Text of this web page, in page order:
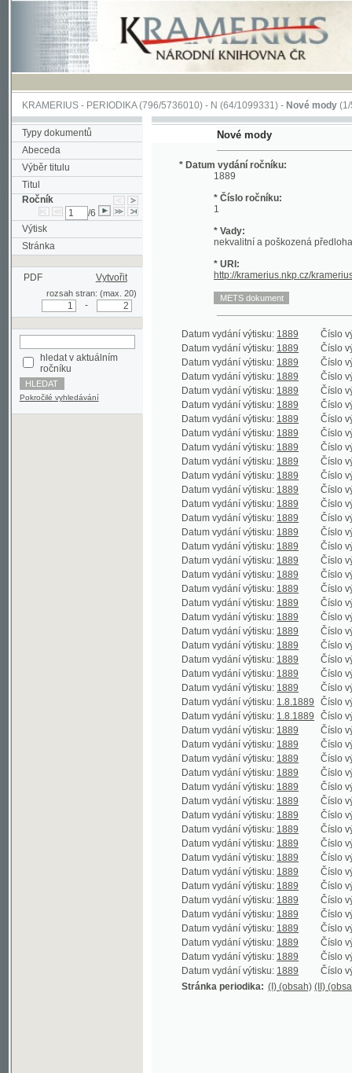
KRAMERIUS-PERIODIKA(796/5736010) -N(64/1099331) -Nové mody(1/5057)
Typy dokumentů
Abeceda
Výběr titulu
Titul
Ročník
/6
Výtisk
Stránka
PDF
rozsah stran: (max. 20)
ročníku
Pokročilé vyhledávání
Nové mody
* Datum vydání ročníku:
1889
* Číslo ročníku:
* Vady:
* URI:
http://kramerius.nkp.cz/kramerius/
Datum vydání výtisku:1889
Datum vydání výtisku:1889 Číslo výtisku:2
Datum vydání výtisku:1889 Číslo výtisku:
Datum vydání výtisku:1889 Číslo výtisku:
Datum vydání výtisku: Číslo výtisku:
Datum vydání výtisku: 1889 Číslo výtisku: 1
Datum vydání výtisku:1889 Číslo výtisku: 6
Datum vydání výtisku:1889 Číslo výtisku: 2
Datum vydání výtisku:1889 Číslo výtisku: 7
Datum vydání výtisku:1889 Číslo výtisku: 3
Datum vydání výtisku:1889 Číslo výtisku: 8
Datum vydání výtisku:1889 Číslo výtisku: 4
Datum vydání výtisku:1889 Číslo výtisku: 9
Datum vydání výtisku:1889 Číslo výtisku:
Datum vydání výtisku:1889 Číslo výtisku:
Datum vydání výtisku:
Číslo výtisku:
Datum vydání výtisku: 1889 Číslo výtisku:
Datum vydání výtisku:1889 Číslo výtisku: 7
Datum vydání výtisku:1889 Číslo výtisku:
Datum vydání výtisku:1889 Číslo výtisku: 8
Datum vydání výtisku:1889 Číslo výtisku:
Datum vydání výtisku:1889 Číslo výtisku: 9
Datum vydání výtisku:1889 Číslo výtisku:
Datum vydání výtisku:1889 Číslo výtisku:
Datum vydání výtisku:1889 Číslo výtisku:
Datum vydání výtisku:1889 Číslo výtisku:
Datum vydání výtisku: 1.8.1889 Číslo výtisku:
Datum vydání výtisku: 1.8.1889 Číslo výtisku:
Datum vydání výtisku:1889 Číslo výtisku:
Datum vydání výtisku:1889 Číslo výtisku:
Datum vydání výtisku:1889 Číslo výtisku:
Datum vydání výtisku:1889 Číslo výtisku:
Datum vydání výtisku:1889 Číslo výtisku:
Datum vydání výtisku:1889 Číslo výtisku:
Datum vydání výtisku:1889 Číslo výtisku:
Datum vydání výtisku:1889 Číslo výtisku:
Datum vydání výtisku:1889 Číslo výtisku:
Datum vydání výtisku: Číslo výtisku:
Datum vydání výtisku: 1889 Číslo výtisku:
Datum vydání výtisku:1889 Číslo výtisku:
Datum vydání výtisku:1889 Číslo výtisku:
Datum vydání výtisku:1889 Číslo výtisku:
Datum vydání výtisku:1889 Číslo výtisku:
Datum vydání výtisku:1889 Číslo výtisku:
Datum vydání výtisku:1889 Číslo výtisku:
Datum vydání výtisku:1889 Číslo výtisku:
Stránka periodika: (I) (obsah) (II) (obsah)